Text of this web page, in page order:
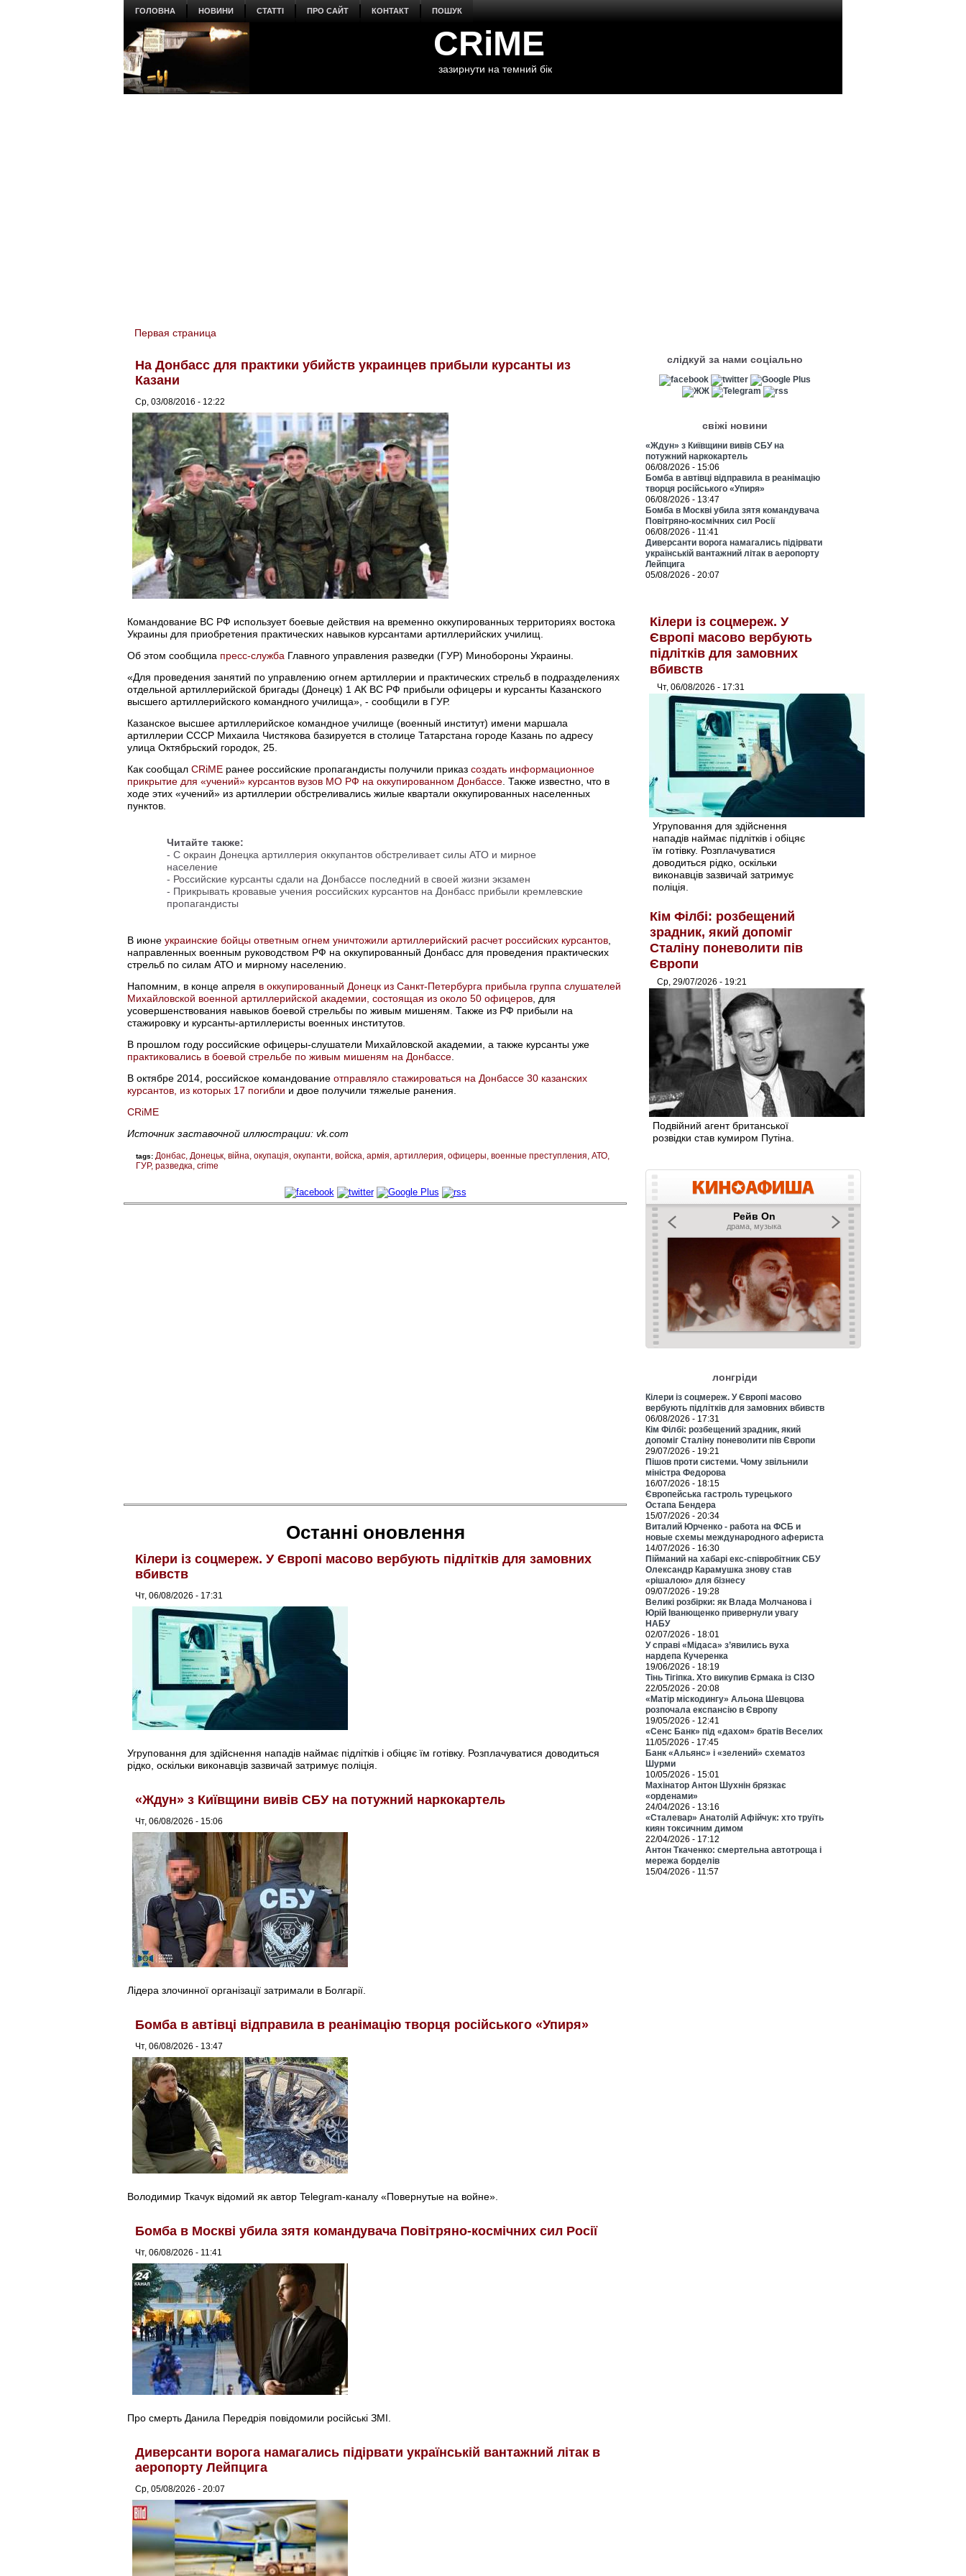
ГОЛОВНА НОВИНИ СТАТТІ ПРО САЙТ КОНТАКТ ПОШУК
CRiME
зазирнути на темний бік
You are here
Первая страница
На Донбасс для практики убийств украинцев прибыли курсанты из
Казани
Ср, 03/08/2016 - 12:22
Командование ВС РФ использует боевые действия на временно оккупированных территориях востока
Украины для приобретения практических навыков курсантами артиллерийских училищ.
Об этом сообщила пресс-служба Главного управления разведки (ГУР) Минобороны Украины.
«Для проведения занятий по управлению огнем артиллерии и практических стрельб в подразделениях
отдельной артиллерийской бригады (Донецк) 1 АК ВС РФ прибыли офицеры и курсанты Казанского
высшего артиллерийского командного училища», - сообщили в ГУР.
Казанское высшее артиллерийское командное училище (военный институт) имени маршала
артиллерии СССР Михаила Чистякова базируется в столице Татарстана городе Казань по адресу
улица Октябрьский городок, 25.
Как сообщал CRiME ранее российские пропагандисты получили приказ создать информационное
прикрытие для «учений» курсантов вузов МО РФ на оккупированном Донбассе . Также известно, что в
ходе этих «учений» из артиллерии обстреливались жилые квартали оккупированных населенных
пунктов.
Читайте также:
- С окраин Донецка артиллерия оккупантов обстреливает силы АТО и мирное
население
- Российские курсанты сдали на Донбассе последний в своей жизни экзамен
- Прикрывать кровавые учения российских курсантов на Донбасс прибыли кремлевские
пропагандисты
В июне украинские бойцы ответным огнем уничтожили артиллерийский расчет российских курсантов
направленных военным руководством РФ на оккупированный Донбасс для проведения практических
стрельб по силам АТО и мирному населению.
Напомним, в конце апреля в оккупированный Донецк из Санкт-Петербурга прибыла группа слушателей
Михайловской военной артиллерийской академии, состоящая из около 50 офицеров , для
усовершенствования навыков боевой стрельбы по живым мишеням. Также из РФ прибыли на
стажировку и курсанты-артиллеристы военных институтов.
В прошлом году российские офицеры-слушатели Михайловской академии, а также курсанты уже
практиковались в боевой стрельбе по живым мишеням на Донбассе
В октябре 2014, российское командование отправляло стажироваться на Донбассе 30 казанских
курсантов, из которых 17 погибли и двое получили тяжелые ранения.
CRiME
Источник заставочной иллюстрации: vk.com
tags: Донбас Донецьк війна окупація окупанти войска армія артиллерия офицеры военные преступления АТО
ГУР разведка crime
Останні оновлення
Кілери із соцмереж. У Європі масово вербують підлітків для замовних
вбивств
Чт, 06/08/2026 - 17:31
Угруповання для здійснення нападів наймає підлітків і обіцяє їм готівку. Розплачуватися доводиться
рідко, оскільки виконавців зазвичай затримує поліція.
«Ждун» з Київщини вивів СБУ на потужний наркокартель
Чт, 06/08/2026 - 15:06
Лідера злочинної організації затримали в Болгарії.
Бомба в автівці відправила в реанімацію творця російського «Упиря»
Чт, 06/08/2026 - 13:47
Володимир Ткачук відомий як автор Telegram-каналу «Повернутые на войне».
Бомба в Москві убила зятя командувача Повітряно-космічних сил Росії
Чт, 06/08/2026 - 11:41
Про смерть Данила Передрія повідомили російські ЗМІ.
Диверсанти ворога намагались підірвати українській вантажний літак в
аеропорту Лейпцига
Ср, 05/08/2026 - 20:07
слідкуй за нами соціально
свіжі новини
«Ждун» з Київщини вивів СБУ на
потужний наркокартель
06/08/2026 - 15:06
Бомба в автівці відправила в реанімацію
творця російського «Упиря»
06/08/2026 - 13:47
Бомба в Москві убила зятя командувача
Повітряно-космічних сил Росії
06/08/2026 - 11:41
Диверсанти ворога намагались підірвати
українській вантажний літак в аеропорту
Лейпцига
05/08/2026 - 20:07
Кілери із соцмереж. У
Європі масово вербують
підлітків для замовних
вбивств
Чт, 06/08/2026 - 17:31
Угруповання для здійснення
нападів наймає підлітків і обіцяє
їм готівку. Розплачуватися
доводиться рідко, оскільки
виконавців зазвичай затримує
поліція.
Кім Філбі: розбещений
зрадник, який допоміг
Сталіну поневолити пів
Європи
Ср, 29/07/2026 - 19:21
Подвійний агент британської
розвідки став кумиром Путіна.
лонгріди
Кілери із соцмереж. У Європі масово
вербують підлітків для замовних вбивств
06/08/2026 - 17:31
Кім Філбі: розбещений зрадник, який
допоміг Сталіну поневолити пів Європи
29/07/2026 - 19:21
Пішов проти системи. Чому звільнили
міністра Федорова
16/07/2026 - 18:15
Європейська гастроль турецького
Остапа Бендера
15/07/2026 - 20:34
Виталий Юрченко - работа на ФСБ и
новые схемы международного афериста
14/07/2026 - 16:30
Пійманий на хабарі екс-співробітник СБУ
Олександр Карамушка знову став
«рішалою» для бізнесу
09/07/2026 - 19:28
Великі розбірки: як Влада Молчанова і
Юрій Іванющенко привернули увагу
НАБУ
02/07/2026 - 18:01
У справі «Мідаса» з’явились вуха
нардепа Кучеренка
19/06/2026 - 18:19
Тінь Тігіпка. Хто викупив Єрмака із СІЗО
22/05/2026 - 20:08
«Матір міскодингу» Альона Шевцова
розпочала експансію в Європу
19/05/2026 - 12:41
«Сенс Банк» під «дахом» братів Веселих
11/05/2026 - 17:45
Банк «Альянс» і «зелений» схематоз
Шурми
10/05/2026 - 15:01
Махінатор Антон Шухнін брязкає
«орденами»
24/04/2026 - 13:16
«Сталевар» Анатолій Афійчук: хто труїть
киян токсичним димом
22/04/2026 - 17:12
Антон Ткаченко: смертельна автотроща і
мережа борделів
15/04/2026 - 11:57